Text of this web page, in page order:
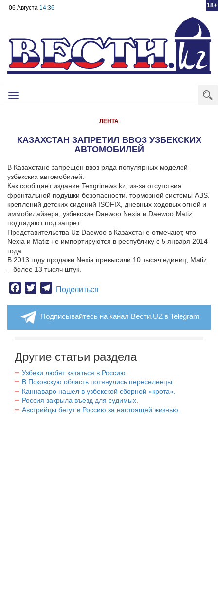
18+
06 Августа 14:36
Toggle
ЛЕНТА
КАЗАХСТАН ЗАПРЕТИЛ ВВОЗ УЗБЕКСКИХ
АВТОМОБИЛЕЙ
В Казахстане запрещен ввоз ряда популярных моделей
узбекских автомобилей.
Как сообщает издание Tengrinews.kz, из-за отсутствия
фронтальной подушки безопасности, тормозной системы ABS,
креплений детских сидений ISOFIX, дневных ходовых огней и
иммобилайзера, узбекские Daewoo Nexia и Daewoo Matiz
подпадают под запрет.
Представительства Uz Daewoo в Казахстане отмечают, что
Nexia и Matiz не импортируются в республику с 5 января 2014
года.
В 2013 году продажи Nexia превысили 10 тысяч единиц, Matiz
– более 13 тысяч штук.
Facebook
TwitterTelegram
Поделиться
Подписывайтесь на канал Вести.UZ в Telegram
Другие статьи раздела
Узбеки любят кататься в Россию.
В Псковскую область потянулись переселенцы
Каннаваро нашел в узбекской сборной «крота».
Россия закрыла въезд для судимых.
Австрийцы бегут в Россию за настоящей жизнью.